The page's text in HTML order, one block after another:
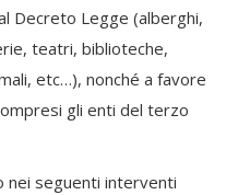
Decreto Legge (alberghi,
teatri, biblioteche,
etc…), nonché a favore
gli enti del terzo
nei seguenti interventi